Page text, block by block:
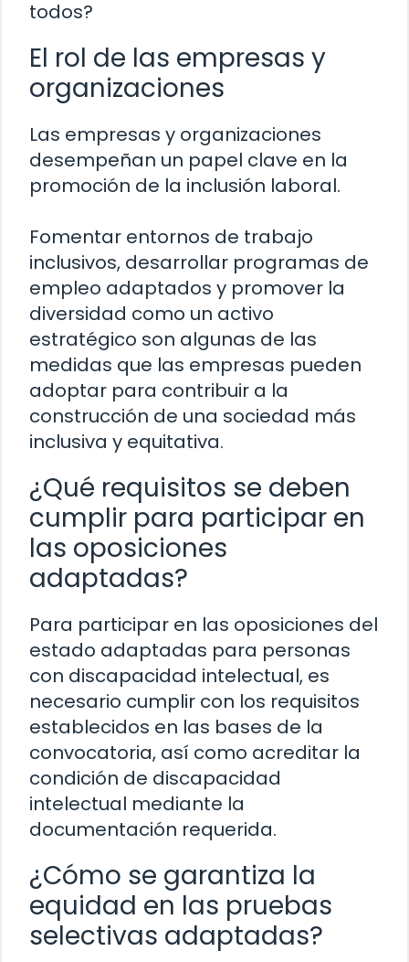
todos?
El rol de las empresas y
organizaciones
Las empresas y organizaciones
desempeñan un papel clave en la
promoción de la inclusión laboral.
Fomentar entornos de trabajo
inclusivos, desarrollar programas de
empleo adaptados y promover la
diversidad como un activo
estratégico son algunas de las
medidas que las empresas pueden
adoptar para contribuir a la
construcción de una sociedad más
inclusiva y equitativa.
¿Qué requisitos se deben
cumplir para participar en
las oposiciones
adaptadas?
Para participar en las oposiciones del
estado adaptadas para personas
con discapacidad intelectual, es
necesario cumplir con los requisitos
establecidos en las bases de la
convocatoria, así como acreditar la
condición de discapacidad
intelectual mediante la
documentación requerida.
¿Cómo se garantiza la
equidad en las pruebas
selectivas adaptadas?